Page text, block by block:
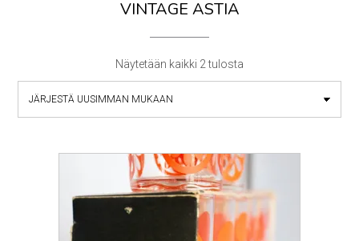
VINTAGE ASTIA
Näytetään kaikki 2 tulosta
by